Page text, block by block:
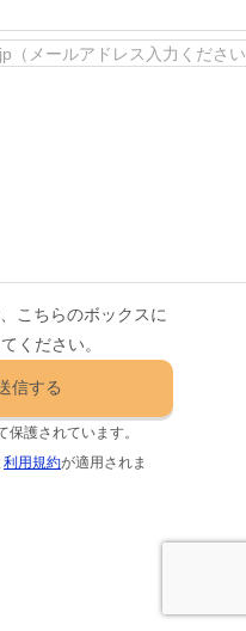
こちらのボックスに
ください。
保護されています。
利用規約が適用されま